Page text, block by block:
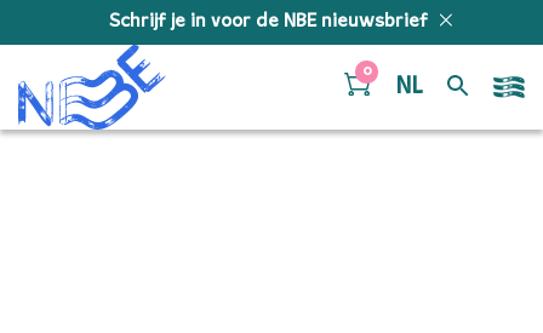
Schrijf je in voor de NBE nieuwsbrief
0
NL